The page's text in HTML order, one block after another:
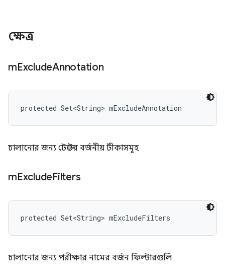
ক্ষেত্র
mExcludeAnnotation
protected Set<String> mExcludeAnnotation
চালানোর জন্য টেস্টের বর্জনীয় টীকাসমূহ
mExcludeFilters
protected Set<String> mExcludeFilters
চালানোর জন্য পরীক্ষার নামের বর্জন ফিল্টারগুলি